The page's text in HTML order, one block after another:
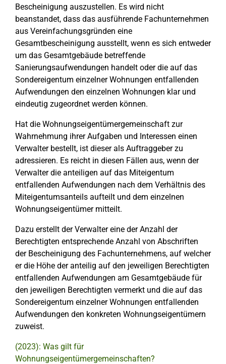
Bescheinigung auszustellen. Es wird nicht
beanstandet, dass das ausführende Fachunternehmen
aus Vereinfachungsgründen eine
Gesamtbescheinigung ausstellt, wenn es sich entweder
um das Gesamtgebäude betreffende
Sanierungsaufwendungen handelt oder die auf das
Sondereigentum einzelner Wohnungen entfallenden
Aufwendungen den einzelnen Wohnungen klar und
eindeutig zugeordnet werden können.
Hat die Wohnungseigentümergemeinschaft zur
Wahrnehmung ihrer Aufgaben und Interessen einen
Verwalter bestellt, ist dieser als Auftraggeber zu
adressieren. Es reicht in diesen Fällen aus, wenn der
Verwalter die anteiligen auf das Miteigentum
entfallenden Aufwendungen nach dem Verhältnis des
Miteigentumsanteils aufteilt und dem einzelnen
Wohnungseigentümer mitteilt.
Dazu erstellt der Verwalter eine der Anzahl der
Berechtigten entsprechende Anzahl von Abschriften
der Bescheinigung des Fachunternehmens, auf welcher
er die Höhe der anteilig auf den jeweiligen Berechtigten
entfallenden Aufwendungen am Gesamtgebäude für
den jeweiligen Berechtigten vermerkt und die auf das
Sondereigentum einzelner Wohnungen entfallenden
Aufwendungen den konkreten Wohnungseigentümern
zuweist.
(2023): Was gilt für
Wohnungseigentümergemeinschaften?